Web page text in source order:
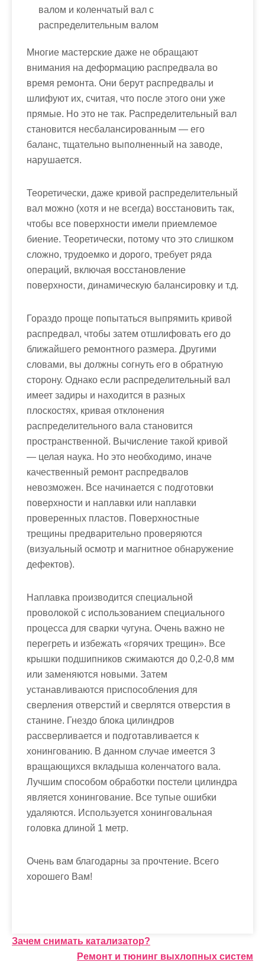
валом и коленчатый вал с
распределительным валом
Многие мастерские даже не обращают
внимания на деформацию распредвала во
время ремонта. Они берут распредвалы и
шлифуют их, считая, что после этого они уже
прямые. Но это не так. Распределительный вал
становится несбалансированным — его
баланс, тщательно выполненный на заводе,
нарушается.
Теоретически, даже кривой распределительный
вал можно (хотя и не всегда) восстановить так,
чтобы все поверхности имели приемлемое
биение. Теоретически, потому что это слишком
сложно, трудоемко и дорого, требует ряда
операций, включая восстановление
поверхности, динамическую балансировку и т.д.
Гораздо проще попытаться выпрямить кривой
распредвал, чтобы затем отшлифовать его до
ближайшего ремонтного размера. Другими
словами, вы должны согнуть его в обратную
сторону. Однако если распределительный вал
имеет задиры и находится в разных
плоскостях, кривая отклонения
распределительного вала становится
пространственной. Вычисление такой кривой
— целая наука. Но это необходимо, иначе
качественный ремонт распредвалов
невозможен. Все начинается с подготовки
поверхности и наплавки или наплавки
проверенных пластов. Поверхностные
трещины предварительно проверяются
(визуальный осмотр и магнитное обнаружение
дефектов).
Наплавка производится специальной
проволокой с использованием специального
процесса для сварки чугуна. Очень важно не
перегреть и избежать «горячих трещин». Все
крышки подшипников сжимаются до 0,2-0,8 мм
или заменяются новыми. Затем
устанавливаются приспособления для
сверления отверстий и сверлятся отверстия в
станине. Гнездо блока цилиндров
рассверливается и подготавливается к
хонингованию. В данном случае имеется 3
вращающихся вкладыша коленчатого вала.
Лучшим способом обработки постели цилиндра
является хонингование. Все тупые ошибки
удаляются. Используется хонинговальная
головка длиной 1 метр.
Очень вам благодарны за прочтение. Всего
хорошего Вам!
Н
Зачем снимать катализатор?
Ремонт и тюнинг выхлопных систем